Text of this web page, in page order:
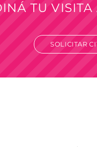
TU
SOLICITAR